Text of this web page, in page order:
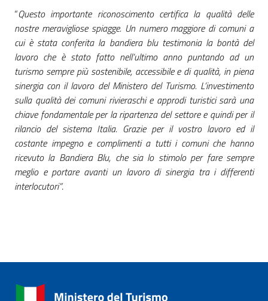
“Questo importante riconoscimento certifica la qualità delle
nostre meravigliose spiagge. Un numero maggiore di comuni a
cui è stata conferita la bandiera blu testimonia la bontà del
lavoro che è stato fatto nell’ultimo anno puntando ad un
turismo sempre più sostenibile, accessibile e di qualità, in piena
sinergia con il lavoro del Ministero del Turismo. L’investimento
sulla qualità dei comuni rivieraschi e approdi turistici sarà una
chiave fondamentale per la ripartenza del settore e quindi per il
rilancio del sistema Italia. Grazie per il vostro lavoro ed il
costante impegno e complimenti a tutti i comuni che hanno
ricevuto la Bandiera Blu, che sia lo stimolo per fare sempre
meglio e portare avanti un lavoro di sinergia tra i differenti
interlocutori”.